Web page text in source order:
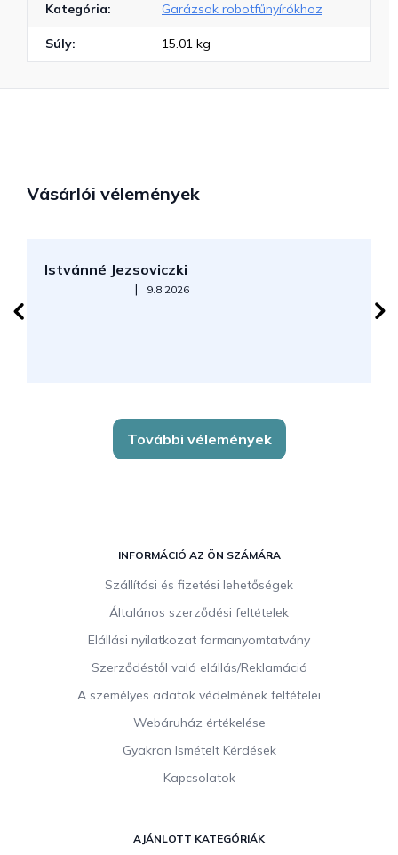
Kategória: Garázsok robotfűnyírókhoz
Súly: 15.01 kg
Vásárlói vélemények
Istvánné Jezsoviczki
Az áruház értékelése 5-ből 5 csillag.
| 9.8.2026
További vélemények
INFORMÁCIÓ AZ ÖN SZÁMÁRA
Szállítási és fizetési lehetőségek
Általános szerződési feltételek
Elállási nyilatkozat formanyomtatvány
Szerződéstől való elállás/Reklamáció
A személyes adatok védelmének feltételei
Webáruház értékelése
Gyakran Ismételt Kérdések
Kapcsolatok
AJÁNLOTT KATEGÓRIÁK